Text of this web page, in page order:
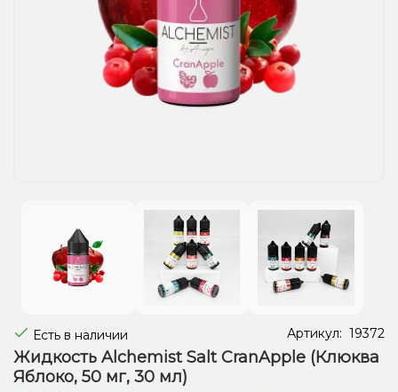
Жидкости для электронных сигарет
Подарочные наборы
Есть в наличии Артикул: 19372
Жидкость Alchemist Salt CranApple (Клюква
Яблоко, 50 мг, 30 мл)